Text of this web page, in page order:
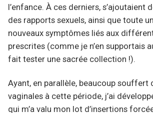
l’enfance. À ces derniers, s’ajoutaient
des rapports sexuels, ainsi que toute
nouveaux symptômes liés aux
prescrites (comme je n’en supportais
fait tester une sacrée collection !).
Ayant, en parallèle, beaucoup souffert
vaginales à cette période, j’ai
qui m’a valu mon lot d’insertions